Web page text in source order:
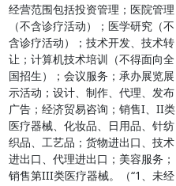
经营范围包括投资管理；医院管理
（不含诊疗活动）；医学研究（不
含诊疗活动）；技术开发、技术转
让；计算机技术培训（不得面向全
国招生）；会议服务；承办展览展
示活动；设计、制作、代理、发布
广告；经济贸易咨询；销售I、II类
医疗器械、化妆品、日用品、针纺
织品、工艺品；货物进出口、技术
进出口、代理进出口；美容服务；
销售第III类医疗器械。（“1、未经